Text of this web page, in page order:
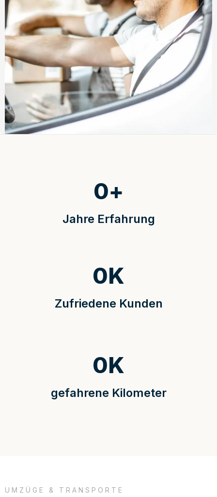
Jahre Erfahrung
0+
Zufriedene Kunden
0K
gefahrene Kilometer
0K
UMZÜGE & TRANSPORTE